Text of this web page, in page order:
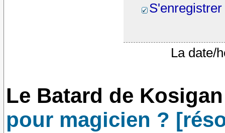
S'enregistrer
La date/
Le Batard de
pour magicien ?